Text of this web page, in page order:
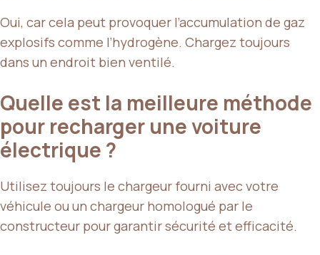
Oui, car cela peut provoquer l’accumulation de gaz
explosifs comme l’hydrogène. Chargez toujours
dans un endroit bien ventilé.
Quelle est la meilleure méthode
pour recharger une voiture
électrique ?
Utilisez toujours le chargeur fourni avec votre
véhicule ou un chargeur homologué par le
constructeur pour garantir sécurité et efficacité.